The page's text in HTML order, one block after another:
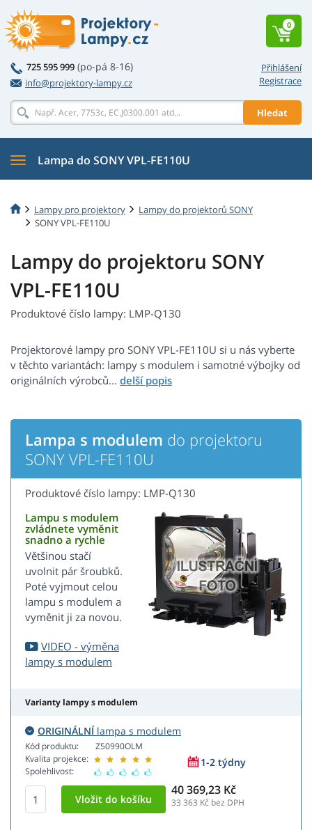
Přihlášení
Registrace
725 595 999 (po-pá 8-16)
info@projektory-lampy.cz
Hledat
0
Lampa do SONY VPL-FE110U
Lampy pro projektory
Lampy do projektorů SONY
SONY VPL-FE110U
Lampy do projektoru SONY
VPL-FE110U
Produktové číslo lampy: LMP-Q130
Projektorové lampy pro SONY VPL-FE110U si u nás vyberte
v těchto variantách: lampy s modulem i samotné výbojky od
originálních výrobců...
Lampa s modulem do projektoru
SONY VPL-FE110U
Produktové číslo lampy: LMP-Q130
Lampu s modulem
zvládnete vyměnit
snadno a rychle
Většinou stačí
uvolnit pár šroubků.
Poté vyjmout celou
lampu s modulem a
vyměnit ji za novou.
VIDEO - výměna
lampy s modulem
Varianty lampy s modulem
ORIGINÁLNÍlampa s modulem
Kód produktu:
Kvalita projekce:
Spolehlivost:
Z50990OLM
1-2 týdny
40 369,23 Kč
33 363 Kč bez DPH